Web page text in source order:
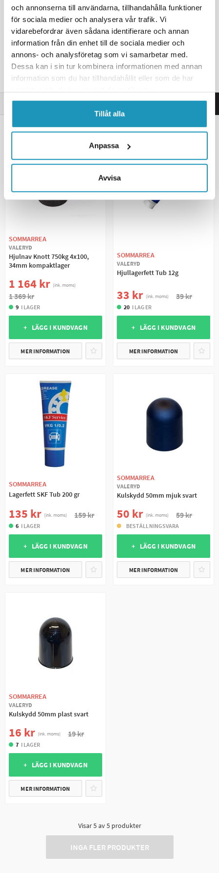
och annonserna till användarna, tillhandahålla funktioner
för sociala medier och analysera vår trafik. Vi
vidarebefordrar även sådana identifierare och annan
information från din enhet till de sociala medier och
annons- och analysföretag som vi samarbetar med.
Dessa kan i sin tur kombinera informationen med annan
information som du har tillhandahållit eller som de har
Tillåt alla
Anpassa
Avvisa
195 kr 229 kr
17 I LAGER
+ LÄGG I KUNDVAGN
MER INFORMATION
127 kr (ink. moms) 149 kr
I LAGER
+ LÄGG I KUNDVAGN
MER INFORMATION
FILTRERA BÄSTSÄLJARE
Visar5produkter
SOMMARREA
VALERYD
Hjulnav Knott 750kg 4x100,
34mm kompaktlager
1 164 kr (ink. moms)
1 369 kr
9 I LAGER
+ LÄGG I KUNDVAGN
MER INFORMATION
SOMMARREA
VALERYD
Hjullagerfett Tub 12g
33 kr (ink. moms) 39 kr
20 I LAGER
+ LÄGG I KUNDVAGN
MER INFORMATION
SOMMARREA
Lagerfett SKF Tub 200 gr
135 kr (ink. moms) 159 kr
6 I LAGER
+ LÄGG I KUNDVAGN
MER INFORMATION
SOMMARREA
VALERYD
Kulskydd 50mm mjuk svart
50 kr (ink. moms) 59 kr
BESTÄLLNINGSVARA
+ LÄGG I KUNDVAGN
MER INFORMATION
SOMMARREA
VALERYD
Kulskydd 50mm plast svart
16 kr (ink. moms) 19 kr
7 I LAGER
+ LÄGG I KUNDVAGN
MER INFORMATION
Visar5av5produkter
INGA FLER PRODUKTER